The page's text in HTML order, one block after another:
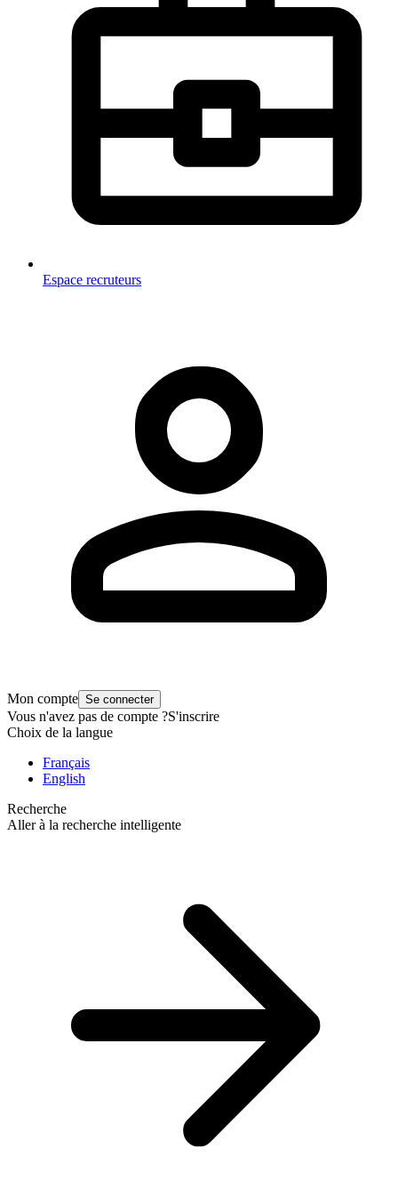
Espace recruteurs
Mon compte Se connecter
Vous n'avez pas de compte ?S'inscrire
Choix de la langue
Français
English
Recherche
Aller à la recherche intelligente